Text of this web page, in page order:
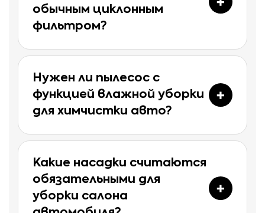
обычным циклонным
фильтром?
Нужен ли пылесос с
функцией влажной уборки
для химчистки авто?
Какие насадки считаются
обязательными для
уборки салона